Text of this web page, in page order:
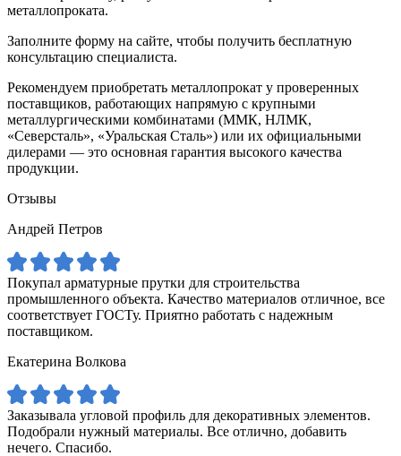
металлопроката.
Заполните форму на сайте, чтобы получить бесплатную
консультацию специалиста.
Рекомендуем приобретать металлопрокат у проверенных
поставщиков, работающих напрямую с крупными
металлургическими комбинатами (ММК, НЛМК,
«Северсталь», «Уральская Сталь») или их официальными
дилерами — это основная гарантия высокого качества
продукции.
Отзывы
Андрей Петров
Покупал арматурные прутки для строительства
промышленного объекта. Качество материалов отличное, все
соответствует ГОСТу. Приятно работать с надежным
поставщиком.
Екатерина Волкова
Заказывала угловой профиль для декоративных элементов.
Подобрали нужный материалы. Все отлично, добавить
нечего. Спасибо.